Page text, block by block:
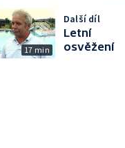
17 min
Další díl
Letní
osvěžení